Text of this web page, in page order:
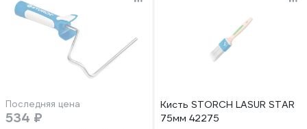
Последняя цена
534 ₽
Кисть STORCH LASUR STAR
75мм 42275